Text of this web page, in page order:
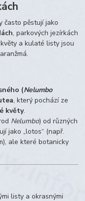
často pěstují jako
, parkových jezírkách
a kulaté listy jsou
(Nelumbo
, který pochází ze
květy.
Nelumbo) od různých
jako „lotos“ (např.
ale které botanicky
listy a okrasnými